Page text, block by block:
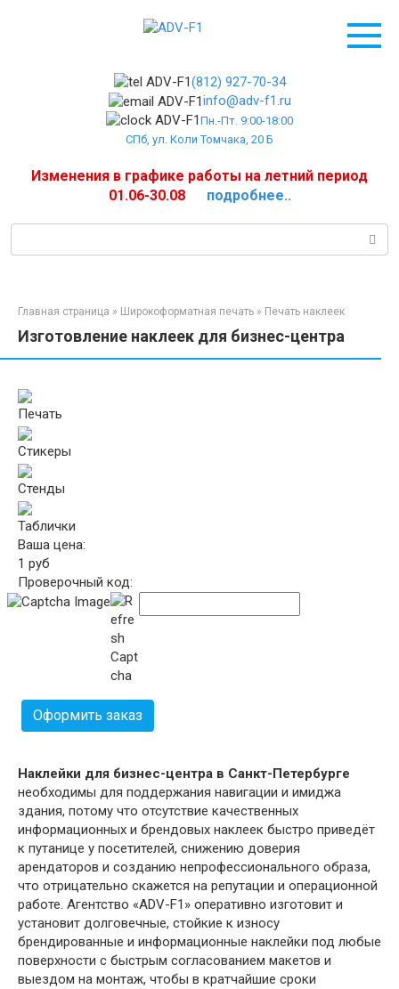
(812) 927-70-34
info@adv-f1.ru
Пн.-Пт. 9:00-18:00
СПб, ул. Коли Томчака, 20 Б
Изменения в графике работы на летний период
01.06-30.08 подробнее..
Поиск:
Главная страница » Широкоформатная печать » Печать наклеек
Изготовление наклеек для бизнес-центра
Печать
Стикеры
Стенды
Таблички
Ваша цена:
1 руб
Проверочный код:
Оформить заказ
Наклейки для бизнес-центра в Санкт-Петербурге
необходимы для поддержания навигации и имиджа
здания, потому что отсутствие качественных
информационных и брендовых наклеек быстро приведёт
к путанице у посетителей, снижению доверия
арендаторов и созданию непрофессионального образа,
что отрицательно скажется на репутации и операционной
работе. Агентство «ADV-F1» оперативно изготовит и
установит долговечные, стойкие к износу
брендированные и информационные наклейки под любые
поверхности с быстрым согласованием макетов и
выездом на монтаж, чтобы в кратчайшие сроки